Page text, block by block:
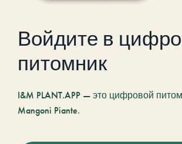
Войдите в
питомник
I&M PLANT.APP — это цифровой
Mangoni Piante.